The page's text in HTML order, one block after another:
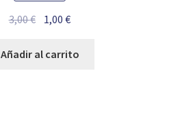
3,00€ El
original
1,00€El
actual
Añadir al carrito